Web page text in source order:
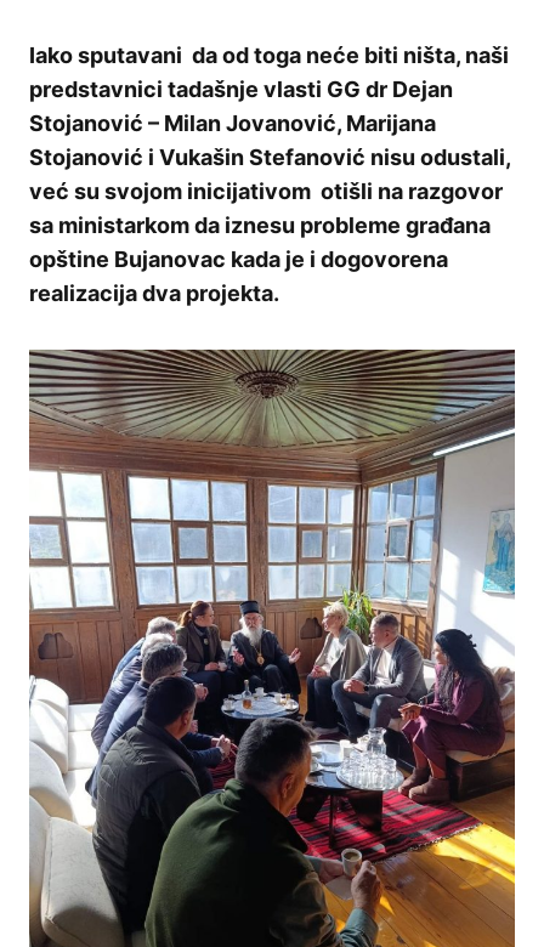
Iako sputavani da od toga neće biti ništa, naši
predstavnici tadašnje vlasti GG dr Dejan
Stojanović – Milan Jovanović, Marijana
Stojanović i Vukašin Stefanović nisu odustali,
već su svojom inicijativom otišli na razgovor
sa ministarkom da iznesu probleme građana
opštine Bujanovac kada je i dogovorena
realizacija dva projekta.